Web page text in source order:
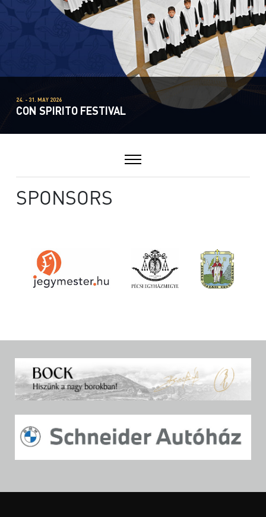
24. - 31. MAY 2026
CON SPIRITO FESTIVAL
SPONSORS